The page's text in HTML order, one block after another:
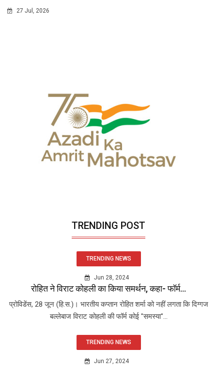
27 Jul, 2026
TRENDING POST
TRENDING NEWS
Jun 28, 2024
रोहित ने विराट कोहली का किया समर्थन, कहा- फॉर्म...
प्रोविडेंस, 28 जून (हि.स.)। भारतीय कप्तान रोहित शर्मा को नहीं लगता कि दिग्गज
बल्लेबाज विराट कोहली की फॉर्म कोई "समस्या"...
TRENDING NEWS
Jun 27, 2024